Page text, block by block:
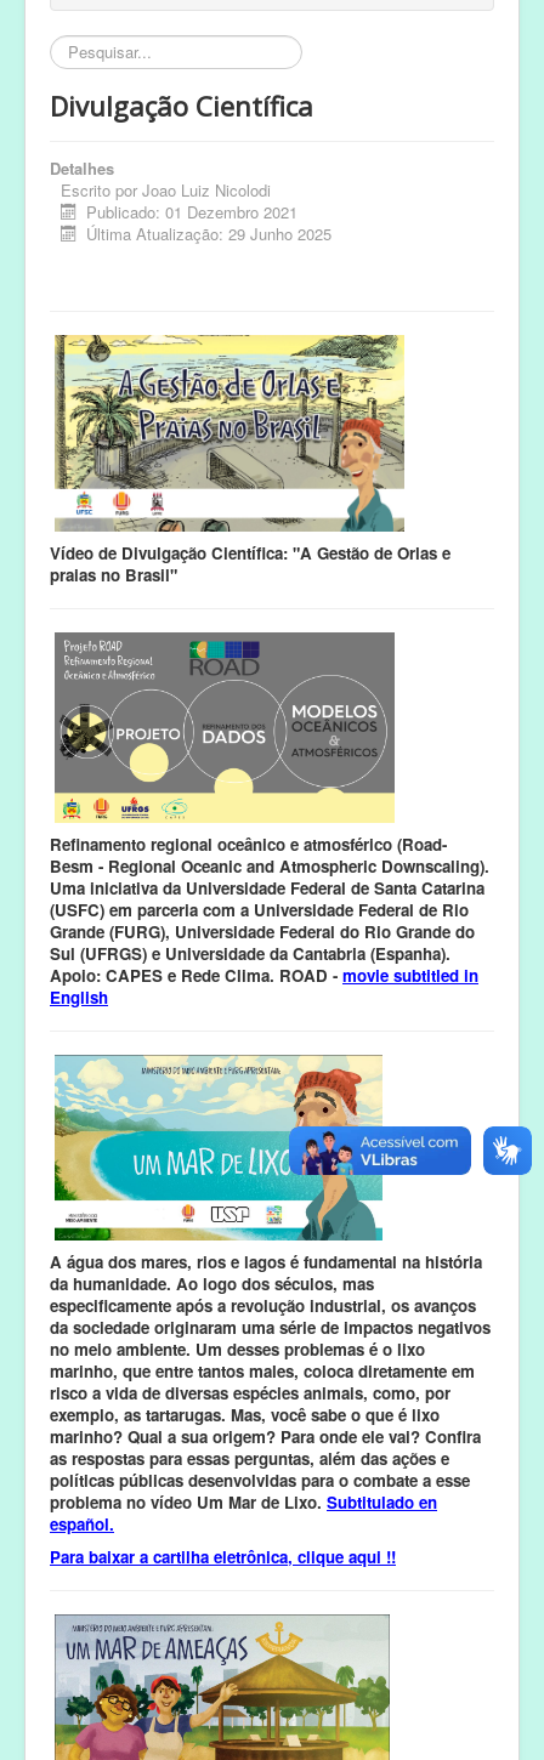
Pesquisar...
Divulgação Científica
Detalhes
Escrito por Joao Luiz Nicolodi
Publicado: 01 Dezembro 2021
Última Atualização: 29 Junho 2025
Vídeo de Divulgação Científica: "A Gestão de Orlas e
praias no Brasil"
Refinamento regional oceânico e atmosférico (Road-
Besm - Regional Oceanic and Atmospheric Downscaling).
Uma iniciativa da Universidade Federal de Santa Catarina
(USFC) em parceria com a Universidade Federal de Rio
Grande (FURG), Universidade Federal do Rio Grande do
Sul (UFRGS) e Universidade da Cantabria (Espanha).
Apoio: CAPES e Rede Clima. ROAD - movie subtitled in
English
A água dos mares, rios e lagos é fundamental na história
da humanidade. Ao logo dos séculos, mas
especificamente após a revolução industrial, os avanços
da sociedade originaram uma série de impactos negativos
no meio ambiente. Um desses problemas é o lixo
marinho, que entre tantos males, coloca diretamente em
risco a vida de diversas espécies animais, como, por
exemplo, as tartarugas. Mas, você sabe o que é lixo
marinho? Qual a sua origem? Para onde ele vai? Confira
as respostas para essas perguntas, além das ações e
políticas públicas desenvolvidas para o combate a esse
problema no vídeo Um Mar de Lixo. Subtitulado en
español.
Para baixar a cartilha eletrônica, clique aqui !!